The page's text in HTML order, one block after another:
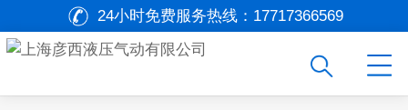
24小时免费服务热线： 17717366569